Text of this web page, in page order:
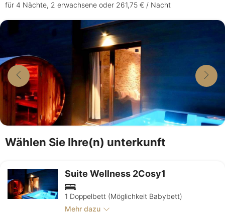
für 4 Nächte, 2 erwachsene oder 261,75 € / Nacht
Wählen Sie Ihre(n) unterkunft
Suite Wellness 2Cosy1
1 Doppelbett (Möglichkeit Babybett)
Mehr dazu